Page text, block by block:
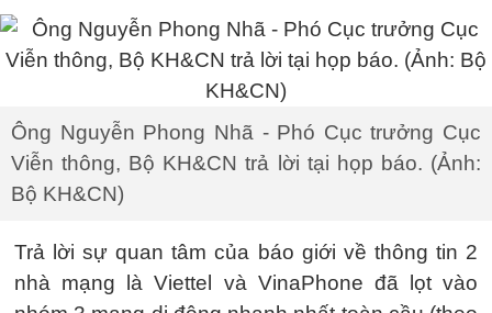
Ông Nguyễn Phong Nhã - Phó Cục trưởng Cục
Viễn thông, Bộ KH&CN trả lời tại họp báo. (Ảnh:
Bộ KH&CN)
Trả lời sự quan tâm của báo giới về thông tin 2
nhà mạng là Viettel và VinaPhone đã lọt vào